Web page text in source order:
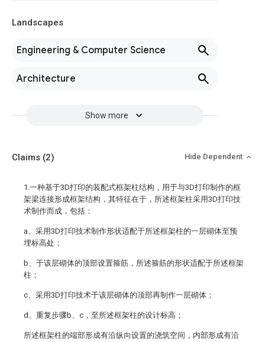
Landscapes
Engineering & Computer Science
Architecture
Show more
Claims (2) Hide Dependent
1.一种基于3D打印的装配式框架柱结构，用于与3D打印制作的框
架梁连接形成框架结构，其特征在于，所述框架柱采用3D打印技
术制作而成，包括：
a、采用3D打印技术制作形状适配于所述框架柱的一层砌体至预
埋标高处；
b、于该层砌体的顶部设置箍筋，所述箍筋的形状适配于所述框架
柱；
c、采用3D打印技术于该层砌体的顶部再制作一层砌体；
d、重复步骤b、c，至所述框架柱的设计标高；
所述框架柱的端部形成有沿纵向设置的浇筑空间，内部形成有沿